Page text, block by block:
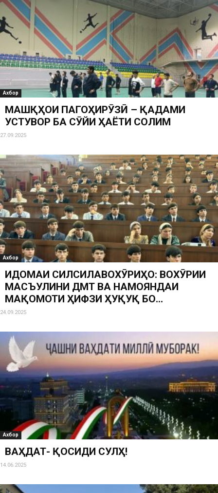
Ахбор
МАШҚҲОИ ПАГОҲИРӮЗӢ – ҚАДАМИ
УСТУВОР БА СӮЙИ ҲАЁТИ СОЛИМ
27.09.2025
Ахбор
ИДОМАИ СИЛСИЛАВОХӮРИҲО: ВОХӮРИИ
МАСЪУЛИНИ ДМТ ВА НАМОЯНДАИ
МАҚОМОТИ ҲИФЗИ ҲУҚУҚ БО...
24.09.2025
Ахбор
ВАҲДАТ- ҚОСИДИ СУЛҲ!
14.06.2025